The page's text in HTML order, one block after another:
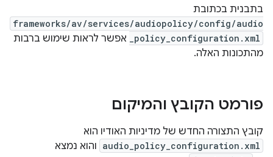
בתבנית בכתובת
frameworks/av/services/audiopolicy/config/audio
_policy_configuration.xml
אפשר לראות שימוש ברבות
מהתכונות האלה.
פורמט הקובץ והמיקום
קובץ התצורה החדש של מדיניות האודיו הוא
audio_policy_configuration.xml והוא נמצא